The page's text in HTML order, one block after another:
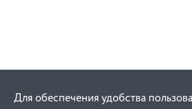
Для обеспечения удобства